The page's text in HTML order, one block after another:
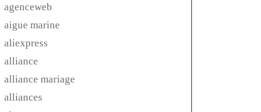
agenceweb
aigue marine
aliexpress
alliance
alliance mariage
alliances